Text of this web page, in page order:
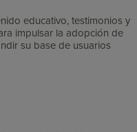
educativo, testimonios y
impulsar la adopción de
su base de usuarios